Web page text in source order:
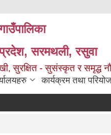
सरमथली, रसुवा
सुरक्षित - सुसंस्कृत र समृद्ध
कार्यक्रम तथा